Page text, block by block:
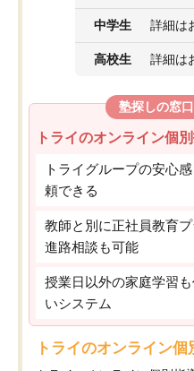
中学生 詳細は
高校生 詳細は
塾探しの窓
トライのオンライン個
トライグループの安心
頼できる
教師と別に正社員教育
進路相談も可能
授業日以外の家庭学習
いシステム
トライのオンライン